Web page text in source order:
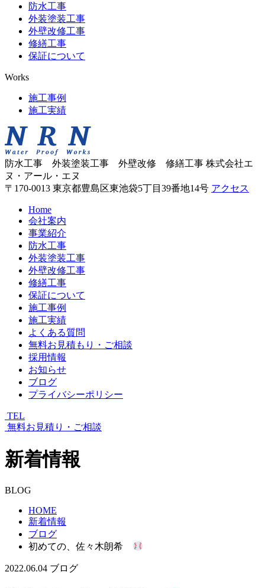
防水工事
外装塗装工事
外壁改修工事
修繕工事
保証について
Works
施工事例
施工実績
防水工事 外装塗装工事 外壁改修 修繕工事 株式会社エ
ヌ・アール・エヌ
〒170-0013 東京都豊島区東池袋5丁目39番地14号 アクセス
Home
会社案内
事業紹介
防水工事
外装塗装工事
外壁改修工事
修繕工事
保証について
施工事例
施工実績
よくある質問
無料お見積もり・ご相談
採用情報
お知らせ
ブログ
プライバシーポリシー
TEL
無料お見積り・ご相談
新着情報
BLOG
HOME
新着情報
ブログ
初めての、佐々木朗希
2022.06.04 ブログ